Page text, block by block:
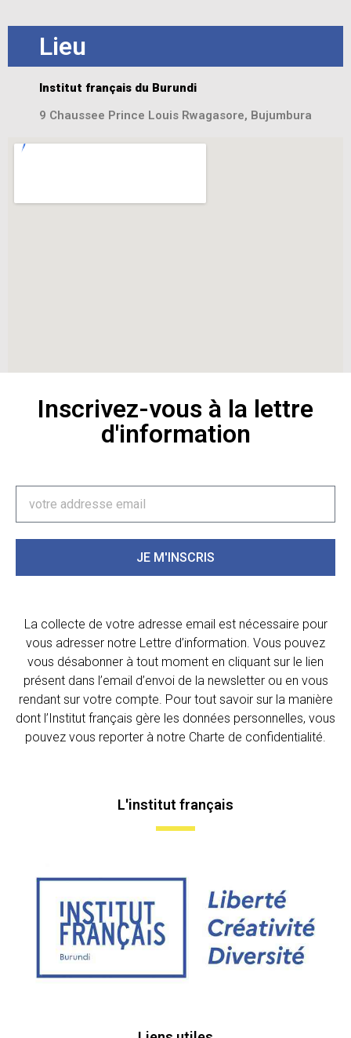
Lieu
Institut français du Burundi
9 Chaussee Prince Louis Rwagasore, Bujumbura
Inscrivez-vous à la lettre
d'information
JE M'INSCRIS
La collecte de votre adresse email est nécessaire pour
vous adresser notre Lettre d’information. Vous pouvez
vous désabonner à tout moment en cliquant sur le lien
présent dans l’email d’envoi de la newsletter ou en vous
rendant sur votre compte. Pour tout savoir sur la manière
dont l’Institut français gère les données personnelles, vous
pouvez vous reporter à notre Charte de confidentialité.
L'institut français